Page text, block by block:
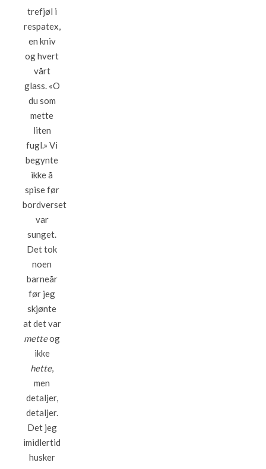
trefjøl i
respatex,
en kniv
og hvert
vårt
glass. «O
du som
mette
liten
fugl.» Vi
begynte
ikke å
spise før
bordverset
var
sunget.
Det tok
noen
barneår
før jeg
skjønte
at det var
metteog
ikke
hette,
men
detaljer,
detaljer.
Det jeg
imidlertid
husker